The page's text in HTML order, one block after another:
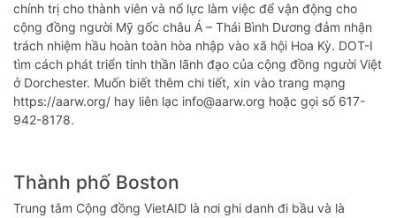
chính trị cho thành viên và nổ lực làm việc để vận động cho
cộng đồng người Mỹ gốc châu Á – Thái Bình Dương đảm nhận
trách nhiệm hầu hoàn toàn hòa nhập vào xã hội Hoa Kỳ. DOT-I
tìm cách phát triển tinh thần lãnh đạo của cộng đồng người Việt
ở Dorchester. Muốn biết thêm chi tiết, xin vào trang mạng
https://aarw.org/ hay liên lạc info@aarw.org hoặc gọi số 617-
942-8178.
Thành phố Boston
Trung tâm Cộng đồng VietAID là nơi ghi danh đi bầu và là